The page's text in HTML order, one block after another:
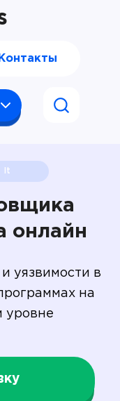
Контакты
It
онлайн
уязвимости в
на
уровне